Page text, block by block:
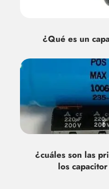
¿Qué es un
¿cuáles son las
los